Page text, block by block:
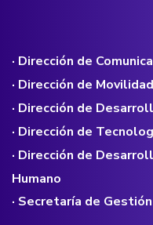
· Dirección de
· Dirección de Movilidad
· Dirección de
· Dirección de
· Dirección de
Humano
· Secretaría de